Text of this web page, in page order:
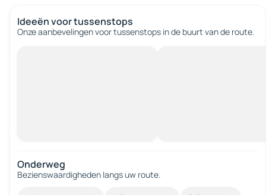
Ideeën voor tussenstops
Onze aanbevelingen voor tussenstops in de buurt van de route.
Onderweg
Bezienswaardigheden langs uw route.